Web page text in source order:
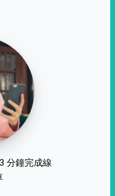
分鐘完成線